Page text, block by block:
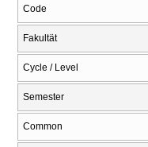
Code
Fakultät
Cycle / Level
Semester
Common